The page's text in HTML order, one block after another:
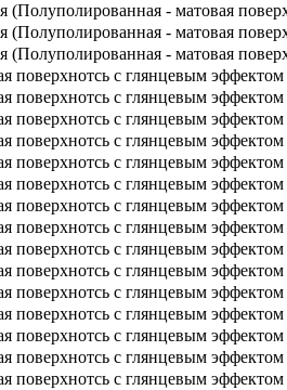
(Полуполированная - матовая
(Полуполированная - матовая
(Полуполированная - матовая
поверхнотсь с глянцевым эффектом
поверхнотсь с глянцевым эффектом
поверхнотсь с глянцевым эффектом
поверхнотсь с глянцевым эффектом
поверхнотсь с глянцевым эффектом
поверхнотсь с глянцевым эффектом
поверхнотсь с глянцевым эффектом
поверхнотсь с глянцевым эффектом
поверхнотсь с глянцевым эффектом
поверхнотсь с глянцевым эффектом
поверхнотсь с глянцевым эффектом
поверхнотсь с глянцевым эффектом
поверхнотсь с глянцевым эффектом
поверхнотсь с глянцевым эффектом
поверхнотсь с глянцевым эффектом